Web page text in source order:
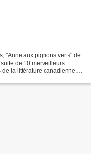
"Anne aux pignons verts" de
de 10 merveilleurs
la littérature canadienne,